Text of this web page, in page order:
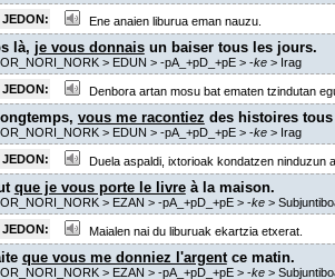
JEDON:
Ene anaien liburua eman nauzu.
là, je vous donnaisun baiser tous les jours.
> EDUN > -pA_+pD_+pE> -ke> Irag
JEDON:
Denbora artan mosu bat ematen tzindutan
vous me racontiez des histoires
> EDUN > -pA_+pD_+pE> -ke> Irag
JEDON:
Duela aspaldi, ixtorioak kondatzen ninduzun
que je vous porte le livreà la maison.
> EZAN > -pA_+pD_+pE> -ke>
JEDON:
Maialen nai du liburuak ekartzia etxerat.
que vous me donniez l'argentce matin.
> EZAN > -pA_+pD_+pE> -ke>